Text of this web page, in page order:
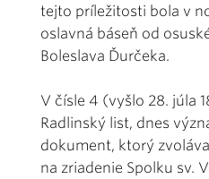
tejto príležitosti bola v
oslavná báseň od
Boleslava Ďurčeka.
V čísle 4 (vyšlo 28. júla
Radlinský list, dnes
dokument, ktorý
na zriadenie Spolku sv.